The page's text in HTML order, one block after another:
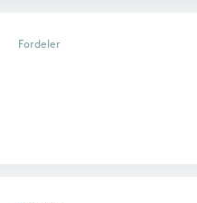
Fordeler